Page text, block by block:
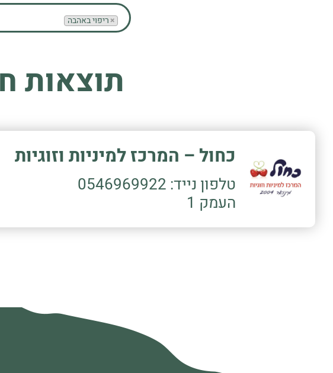
קטגורית
עסק×ריפוי באהבה
תוצאות
כחול – המרכז למיניות וזוגיות
טלפון נייד: 0546969922
העמק 1